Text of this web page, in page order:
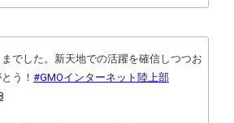
でした。新天地での活躍を確信しつつお
う！ #GMOインターネット陸上部